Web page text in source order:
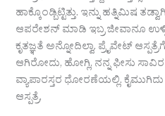
ಹಾಕ್ಕೊಂಡ್ಬಿಟ್ಟಿತ್ತು. ಇನ್ನು ಹತ್ನಿಮಿಷ
ಆಪರೇಶನ್‌ ಮಾಡಿ ಇಬ್ರ ಜೀವಾನೂ
ಕೃತಜ್ಞತೆ ಅನ್ನೋದಿಲ್ವಾ. ಪ್ರೈವೇಟ್‌
ಆಗಿರೋದು, ಹೋಗ್ಲಿ, ನನ್ನ ಫೀಸು
ವ್ಯಾಪಾರಸ್ತರ ಧೋರಣೆಯಲ್ಲಿ.
ಆಸ್ಪತ್ರೆ,